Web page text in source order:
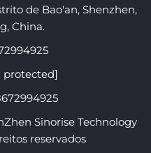
de Bao'an, Shenzhen,
China.
protected]
Sinorise Technology
reservados